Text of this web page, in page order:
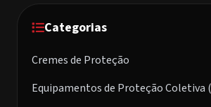
Categorias
Cremes de Proteção
Equipamentos de Proteção Coletiva